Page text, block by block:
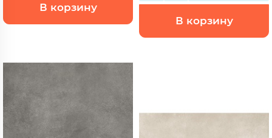
В корзину
В корзину